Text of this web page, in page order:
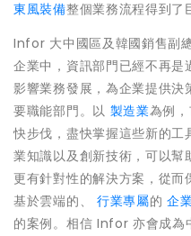
東風裝備整個業務流程得到了
Infor 大中國區及韓國銷售副
企業中，資訊部門已經不再
影響業務發展，為企業提供
要職能部門。以 製造業為例
快步伐，盡快掌握這些新的
業知識以及創新技術，可以
更有針對性的解決方案，從
基於雲端的、 行業專屬的企
的案例。相信 Infor 亦會成為